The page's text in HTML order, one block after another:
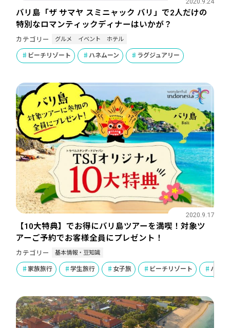
バリ島「ザ サマヤ スミニャック バリ」で2人だけの
特別なロマンティックディナーはいかが？
カテゴリー グルメ イベント ホテル
ビーチリゾート ハネムーン ラグジュアリー
【10大特典】でお得にバリ島ツアーを満喫！対象ツ
アーご予約でお客様全員にプレゼント！
2020.9.17
カテゴリー 基本情報・豆知識
家族旅行 学生旅行 女子旅 ビーチリゾート ハネム